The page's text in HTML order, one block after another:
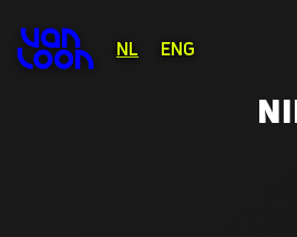
NL ENG